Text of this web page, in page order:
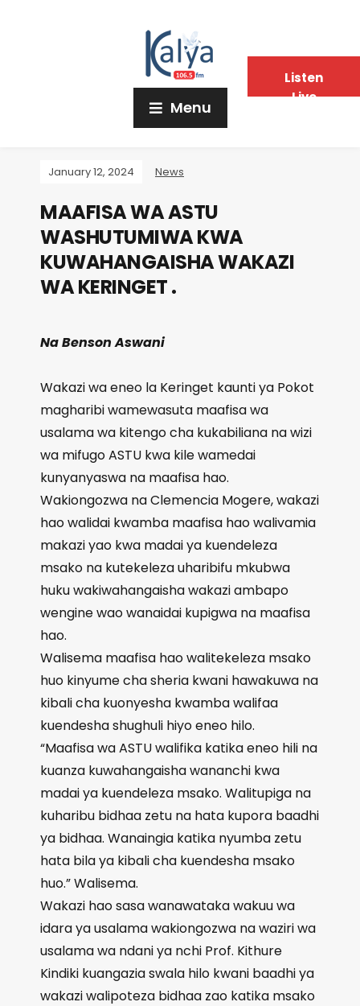
Menu
January 12, 2024 News
MAAFISA WA ASTU
WASHUTUMIWA KWA
KUWAHANGAISHA WAKAZI
WA KERINGET .
NaBenson Aswani
Wakazi wa eneo la Keringet kaunti ya Pokot
magharibi wamewasuta maafisa wa
usalama wa kitengo cha kukabiliana na wizi
wa mifugo ASTU kwa kile wamedai
kunyanyaswa na maafisa hao.
Wakiongozwa na Clemencia Mogere, wakazi
hao walidai kwamba maafisa hao walivamia
makazi yao kwa madai ya kuendeleza
msako na kutekeleza uharibifu mkubwa
huku wakiwahangaisha wakazi ambapo
wengine wao wanaidai kupigwa na maafisa
hao.
Walisema maafisa hao walitekeleza msako
huo kinyume cha sheria kwani hawakuwa na
kibali cha kuonyesha kwamba walifaa
kuendesha shughuli hiyo eneo hilo.
“Maafisa wa ASTU walifika katika eneo hili na
kuanza kuwahangaisha wananchi kwa
madai ya kuendeleza msako. Walitupiga na
kuharibu bidhaa zetu na hata kupora baadhi
ya bidhaa. Wanaingia katika nyumba zetu
hata bila ya kibali cha kuendesha msako
huo.” Walisema.
Wakazi hao sasa wanawataka wakuu wa
idara ya usalama wakiongozwa na waziri wa
usalama wa ndani ya nchi Prof. Kithure
Kindiki kuangazia swala hilo kwani baadhi ya
wakazi walipoteza bidhaa zao katika msako
Listen
Live